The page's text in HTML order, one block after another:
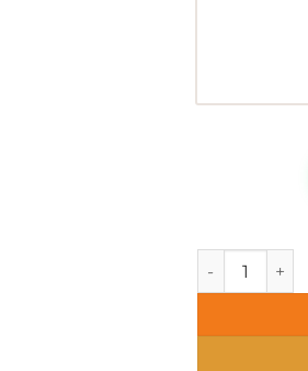
Savana Tüy -